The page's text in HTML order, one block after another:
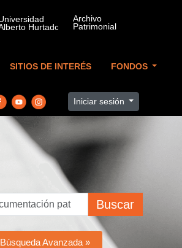
SITIOS DE INTERÉS FONDOS
Iniciar sesión
Buscar
Búsqueda Avanzada »